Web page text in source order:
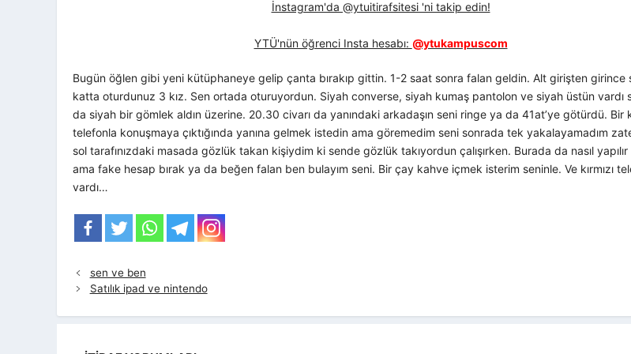
İnstagram'da @ytuitirafsitesi 'ni takip edin!
YTÜ'nün öğrenci Insta hesabı: @ytukampuscom
Bugün öğlen gibi yeni kütüphaneye gelip çanta bırakıp gittin. 1-2 saat sonra falan geldin. Alt girişten girince
katta oturdunuz 3 kız. Sen ortada oturuyordun. Siyah converse, siyah kumaş pantolon ve siyah üstün vardı
da siyah bir gömlek aldın üzerine. 20.30 civarı da yanındaki arkadaşın seni ringe ya da 41at’ye götürdü. Bir
telefonla konuşmaya çıktığında yanına gelmek istedin ama göremedim seni sonrada tek yakalayamadım
sol tarafınızdaki masada gözlük takan kişiydim ki sende gözlük takıyordun çalışırken. Burada da nasıl
ama fake hesap bırak ya da beğen falan ben bulayım seni. Bir çay kahve içmek isterim seninle. Ve kırmızı
vardı…
sen ve ben
Satılık ipad ve nintendo